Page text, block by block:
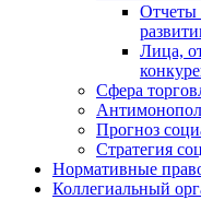
Отчеты
Лица,
Сфера
Прогноз
Стратегия
Нормативные
Коллегиальный